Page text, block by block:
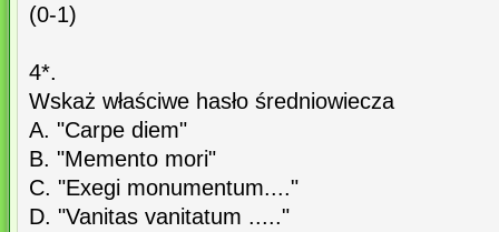
(0-1)
4*.
Wskaż właściwe hasło średniowiecza
A. "Carpe diem"
B. "Memento mori"
C. "Exegi monumentum...."
D. "Vanitas vanitatum ....."